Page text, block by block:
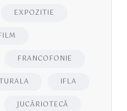
EXPOZITIE
FRANCOFONIE
IFLA
JUCĂRIOTECĂ